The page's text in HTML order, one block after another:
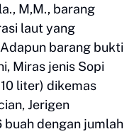
M,M., barang
laut yang
barang bukti
Miras jenis Sopi
liter) dikemas
Jerigen
dengan jumlah